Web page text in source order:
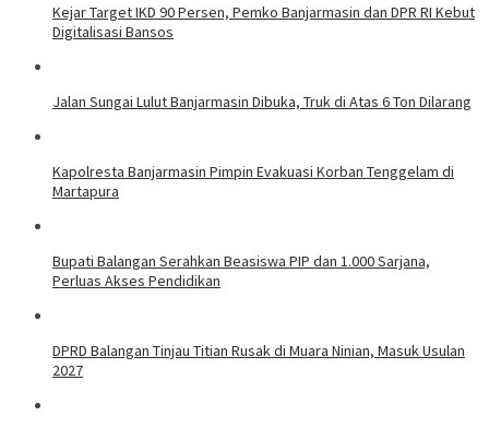
Kejar Target IKD 90 Persen, Pemko Banjarmasin dan DPR RI Kebut
Digitalisasi Bansos
Jalan Sungai Lulut Banjarmasin Dibuka, Truk di Atas 6 Ton Dilarang
Kapolresta Banjarmasin Pimpin Evakuasi Korban Tenggelam di
Martapura
Bupati Balangan Serahkan Beasiswa PIP dan 1.000 Sarjana,
Perluas Akses Pendidikan
DPRD Balangan Tinjau Titian Rusak di Muara Ninian, Masuk Usulan
2027